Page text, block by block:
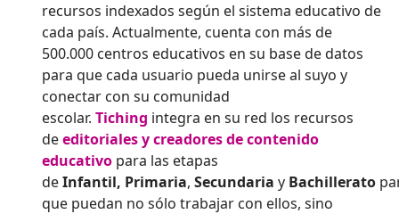
recursos indexados según el sistema educativo de
cada país. Actualmente, cuenta con más de
500.000 centros educativos en su base de datos
para que cada usuario pueda unirse al suyo y
conectar con su comunidad
escolar. Tiching integra en su red los recursos
deeditoriales y creadores de contenido
educativo para las etapas
deInfantil, Primaria, Secundaria y Bachillerato
que puedan no sólo trabajar con ellos, sino